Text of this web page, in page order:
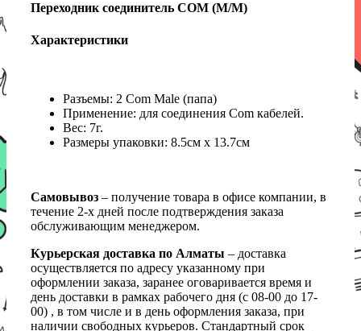
Переходник соединитель COM (M/M)
Характеристики
Разъемы: 2 Com Male (папа)
Применение: для соединения Com кабелей.
Вес: 7г.
Размеры упаковки: 8.5см х 13.7см
Самовывоз – получение товара в офисе компании, в
течение 2-х дней после подтверждения заказа
обслуживающим менеджером.
Курьерская доставка по Алматы – доставка
осуществляется по адресу указанному при
оформлении заказа, заранее оговаривается время и
день доставки в рамках рабочего дня (с 08-00 до 17-
00) , в том числе и в день оформления заказа, при
наличии свободных курьеров. Стандартный срок